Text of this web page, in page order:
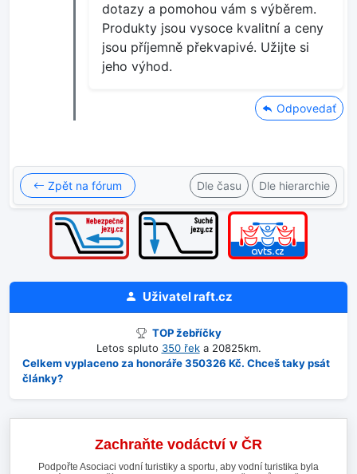
dotazy a pomohou vám s výběrem.
Produkty jsou vysoce kvalitní a ceny
jsou příjemně překvapivé. Užijte si
jeho výhod.
Odpovedať
Zpět na fórum Dle času Dle hierarchie
Uživatelraft.cz
TOP žebříčky
Letos spluto 350 řeka 20825km.
Celkem vyplaceno za honoráře 350326 Kč. Chceš taky psát
články?